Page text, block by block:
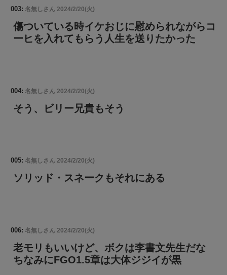
003: 名無しさん 2024/2/20(火)
傷ついている時イケおじに慰められながらコ
ーヒを入れてもらう人生を送りたかった
004: 名無しさん 2024/2/20(火)
そう、ビリー兄貴もそう
005: 名無しさん 2024/2/20(火)
ソリッド・スネークもそれにある
006: 名無しさん 2024/2/20(火)
老モリもいいけど、ボクは李書文先生だな
ちなみにFGO1.5章は大体ジジイが黒